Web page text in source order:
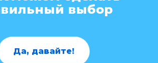
выбор
Да, давайте!